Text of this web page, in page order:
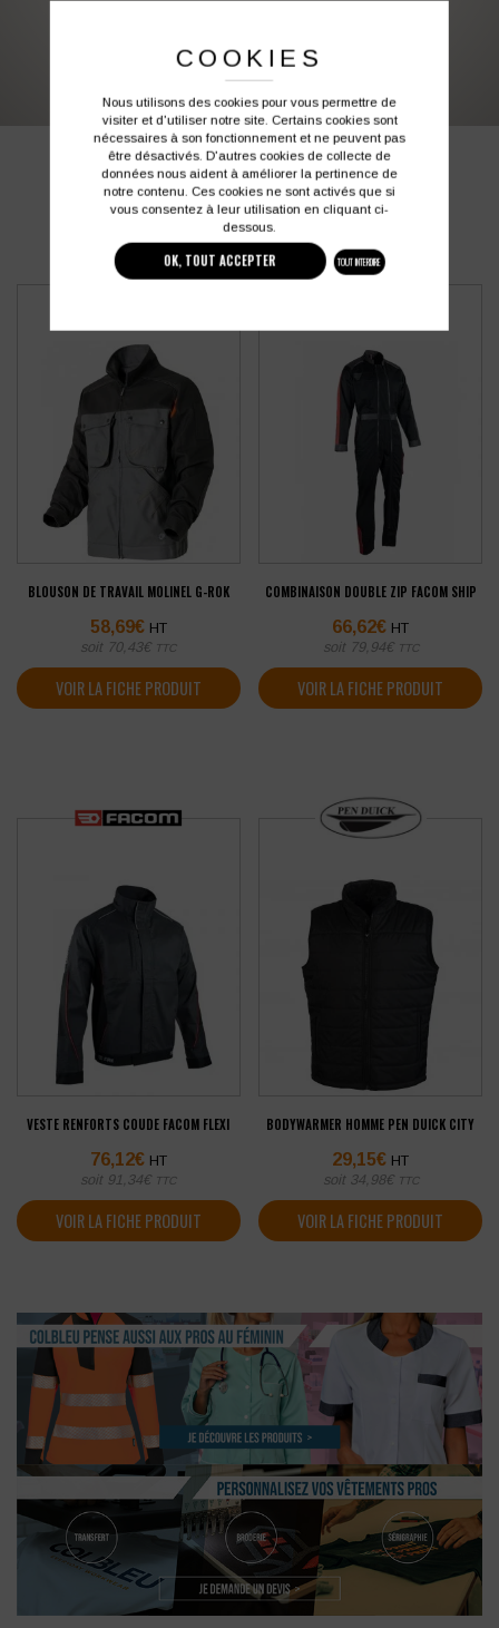
03 27 28 87 86 contact@colbleu.fr
PRODUITS SIMILAIRES
BLOUSON DE TRAVAIL MOLINEL G-ROK
58,69€ HT
soit 70,43€ TTC
VOIR LA FICHE PRODUIT
COMBINAISON DOUBLE ZIP FACOM SHIP
66,62€ HT
soit 79,94€ TTC
VOIR LA FICHE PRODUIT
VESTE RENFORTS COUDE FACOM FLEXI
76,12€ HT
soit 91,34€ TTC
VOIR LA FICHE PRODUIT
BODYWARMER HOMME PEN DUICK CITY
29,15€ HT
soit 34,98€ TTC
VOIR LA FICHE PRODUIT
COOKIES
Nous utilisons des cookies pour vous permettre de
visiter et d'utiliser notre site. Certains cookies sont
nécessaires à son fonctionnement et ne peuvent pas
être désactivés. D'autres cookies de collecte de
données nous aident à améliorer la pertinence de
notre contenu. Ces cookies ne sont activés que si
vous consentez à leur utilisation en cliquant ci-
dessous.
OK, TOUT ACCEPTER TOUT INTERDIRE